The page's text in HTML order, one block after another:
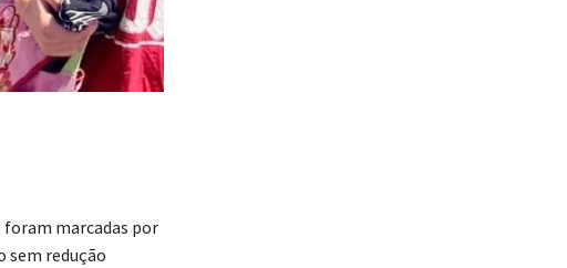
foram marcadas por
sem redução